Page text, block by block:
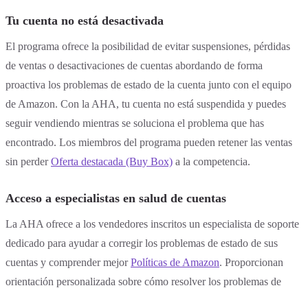
Tu cuenta no está desactivada
El programa ofrece la posibilidad de evitar suspensiones, pérdidas
de ventas o desactivaciones de cuentas abordando de forma
proactiva los problemas de estado de la cuenta junto con el equipo
de Amazon. Con la AHA, tu cuenta no está suspendida y puedes
seguir vendiendo mientras se soluciona el problema que has
encontrado. Los miembros del programa pueden retener las ventas
sin perderOferta destacada (Buy Box) a la competencia.
Acceso a especialistas en salud de cuentas
La AHA ofrece a los vendedores inscritos un especialista de soporte
dedicado para ayudar a corregir los problemas de estado de sus
cuentas y comprender mejorPolíticas de Amazon. Proporcionan
orientación personalizada sobre cómo resolver los problemas de